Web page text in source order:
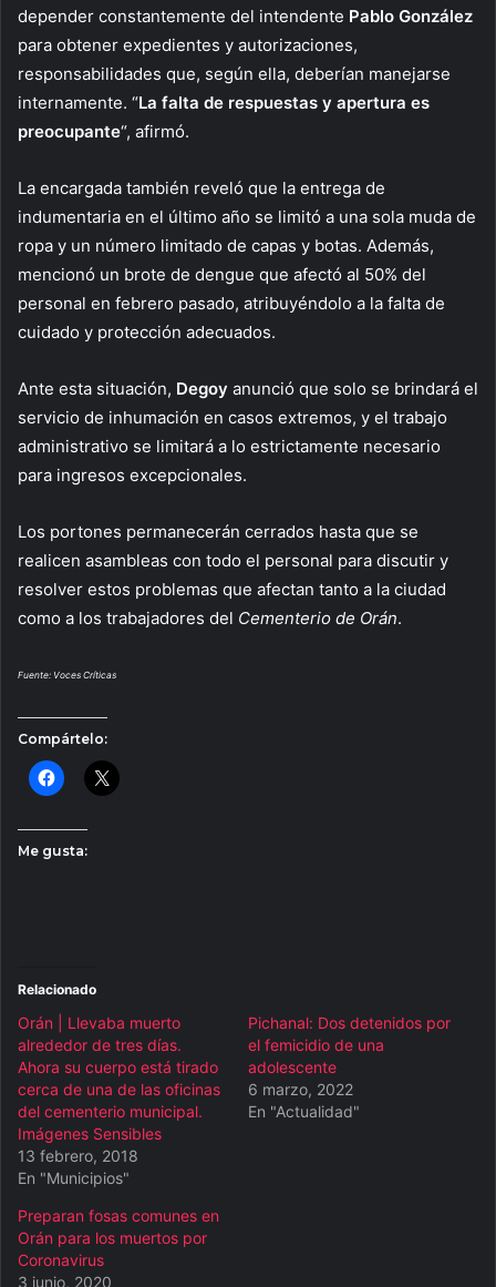
depender constantemente del intendente Pablo González
para obtener expedientes y autorizaciones,
responsabilidades que, según ella, deberían manejarse
internamente. “La falta de respuestas y apertura es
preocupante“, afirmó.
La encargada también reveló que la entrega de
indumentaria en el último año se limitó a una sola muda de
ropa y un número limitado de capas y botas. Además,
mencionó un brote de dengue que afectó al 50% del
personal en febrero pasado, atribuyéndolo a la falta de
cuidado y protección adecuados.
Ante esta situación, Degoy anunció que solo se brindará el
servicio de inhumación en casos extremos, y el trabajo
administrativo se limitará a lo estrictamente necesario
para ingresos excepcionales.
Los portones permanecerán cerrados hasta que se
realicen asambleas con todo el personal para discutir y
resolver estos problemas que afectan tanto a la ciudad
como a los trabajadores del Cementerio de Orán.
Fuente: Voces Críticas
Compártelo:
Me gusta:
Relacionado
Orán | Llevaba muerto
alrededor de tres días.
Ahora su cuerpo está tirado
cerca de una de las oficinas
del cementerio municipal.
Imágenes Sensibles
13 febrero, 2018
En "Municipios"
Pichanal: Dos detenidos por
el femicidio de una
adolescente
6 marzo, 2022
En "Actualidad"
Preparan fosas comunes en
Orán para los muertos por
Coronavirus
3 junio, 2020